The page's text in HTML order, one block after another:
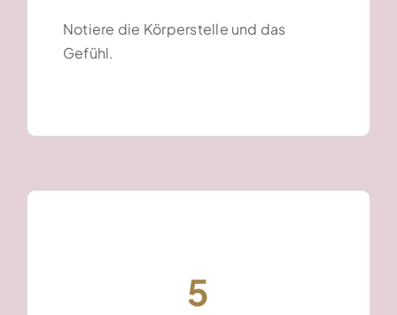
Notiere die Körperstelle und das
Gefühl.
5